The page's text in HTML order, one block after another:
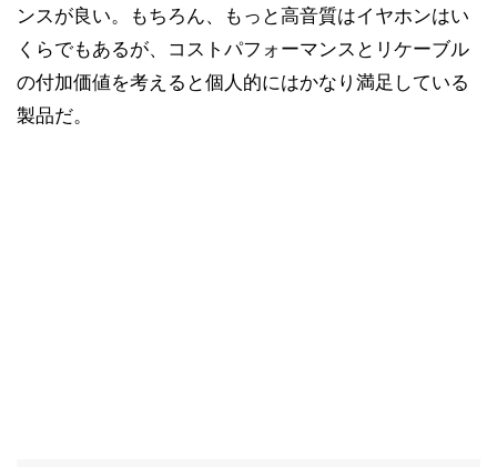
ンスが良い。もちろん、もっと高音質はイヤホンはい
くらでもあるが、コストパフォーマンスとリケーブル
の付加価値を考えると個人的にはかなり満足している
製品だ。